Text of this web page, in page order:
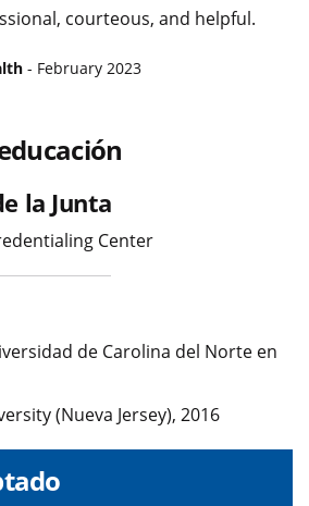
courteous, and helpful.
- February 2023
la Junta
Center
de Carolina del Norte en
(Nueva Jersey), 2016